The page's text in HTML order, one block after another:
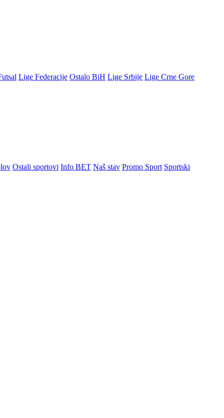
Lige Federacije Ostalo BiH Lige Srbije Lige Crne Gore
Ostali sportovi Info BET Naš stav Promo Sport Sportski